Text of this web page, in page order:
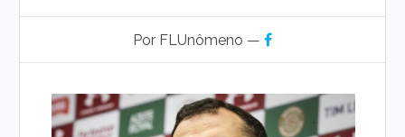
Por FLUnômeno —